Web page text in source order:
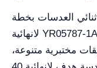
العدسات بخطة
لانهائية YR05787-1A هو ميكروسكوب مبتدئ مزود بترقية
مختبرية متنوعة،